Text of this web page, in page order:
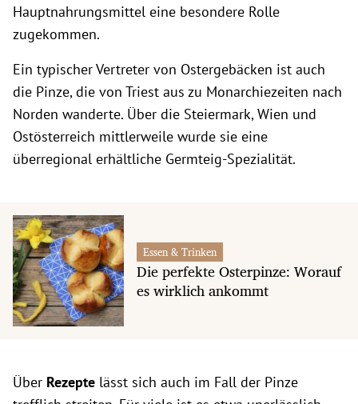
Hauptnahrungsmittel eine besondere Rolle
zugekommen.
Ein typischer Vertreter von Ostergebäcken ist auch
die Pinze, die von Triest aus zu Monarchiezeiten nach
Norden wanderte. Über die Steiermark, Wien und
Ostösterreich mittlerweile wurde sie eine
überregional erhältliche Germteig-Spezialität.
Essen & Trinken
Die perfekte Osterpinze: Worauf
es wirklich ankommt
Über Rezepte lässt sich auch im Fall der Pinze